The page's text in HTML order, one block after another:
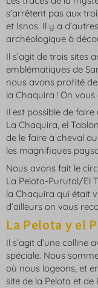
s’arrêtent pas aux
et Isnos. Il y a
archéologique à
Il s’agit de trois sites
emblématiques de
nous avons profité
la Chaquira ! On
Il est possible de
La Chaquira, el
de le faire à cheval
les magnifiques
Nous avons fait le
La Pelota-Purutal/El
la Chaquira qui était
d’ailleurs on vous
La Pelota y el
Il s’agit d’une colline
spéciale. Nous
où nous logeons, et
site de la Pelota et de